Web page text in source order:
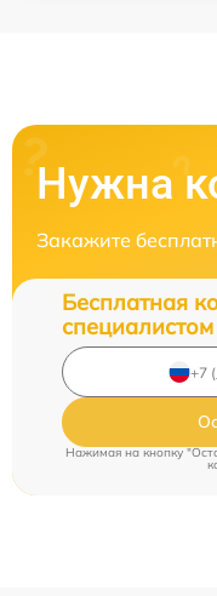
Нужна
Закажите
Бесплатная
специалистом
Нажимая на кнопку